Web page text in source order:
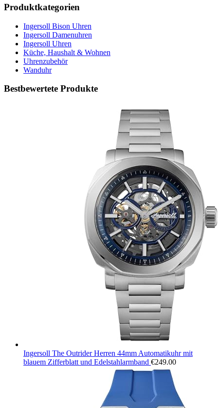
Produktkategorien
Ingersoll Bison Uhren
Ingersoll Damenuhren
Ingersoll Uhren
Küche, Haushalt & Wohnen
Uhrenzubehör
Wanduhr
Bestbewertete Produkte
Ingersoll The Outrider Herren 44mm Automatikuhr mit
blauem Zifferblatt und Edelstahlarmband €249.00